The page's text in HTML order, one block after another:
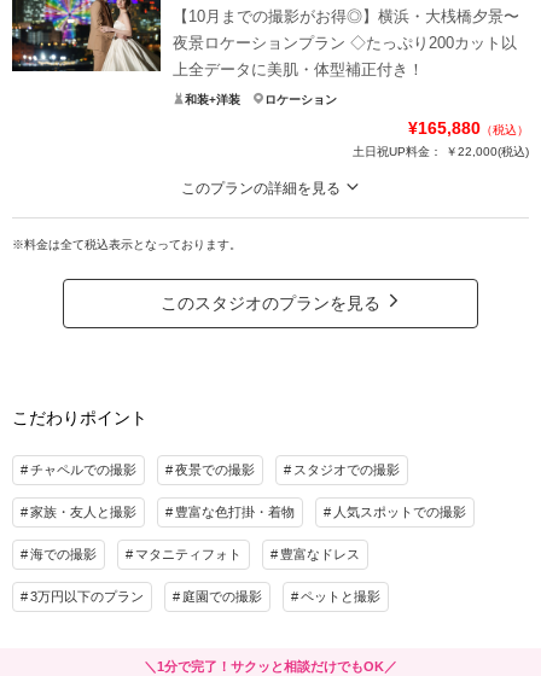
横浜店こだわりのハウススタジオ☆
アンティークで雰囲気たっぷりの空間でお二人のお写真を残しませんか？
おしゃれなウェルカムボードや報告ハガキに活躍まちがいなし
前撮りはもちろん、挙式をせずに写真のみの方も選ばれるプランです！
ヘアメイク
家族用衣装レンタル
写真1冊
相談予約する
来店・オンライン
撮影日の空き
を確認する
【10月までの撮影がお得◎】横浜・大桟橋夕景〜
夜景ロケーションプラン ◇たっぷり200カット以
上全データに美肌・体型補正付き！
和装+洋装 ロケーション
¥165,880 （税込）
土日祝UP料金：
￥22,000(税込)
このプランの詳細を見る
美しい横浜の街並みをバックに撮影するロケーションプラン
横浜で最も有名なみなとみらいからベイブリッジまでの景色が一望できる大桟
洋装でも和装でも撮影可能です！
撮影料 新婦衣装1着
着付け ヘアメイク
アルバム データ 200カット 台紙付写真
衣装追加 会食
家族と撮影 家族用衣装レンタル
ライブレタッチ (美肌・体型補正) / 新婦ヘアメイク (洋髪) / ドレス&タキシード (スタ
※料金は全て税込表示となっております。
このスタジオのプランを見る
こだわりポイント
チャペルでの撮影 夜景での撮影 スタジオでの撮影
家族・友人と撮影 豊富な色打掛・着物 人気スポットでの撮影
海での撮影 マタニティフォト 豊富なドレス
3万円以下のプラン 庭園での撮影 ペットと撮影
＼1分で完了！サクッと相談だけでもOK／